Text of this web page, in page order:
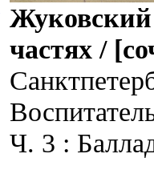
частях /
Ч. 3 :